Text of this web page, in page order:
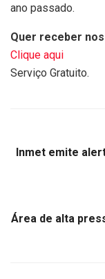
ano passado.
Quer receber
Clique aqui
Serviço Gratuito.
Inmet emite
Área de alta